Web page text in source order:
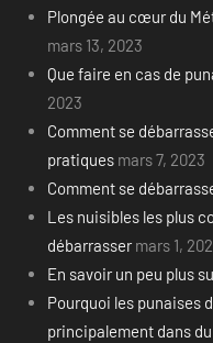
Plongée au cœur du
mars 13, 2023
Que faire en cas de
2023
Comment se
pratiques mars 7, 2023
Comment se
Les nuisibles les plus
débarrasser mars 1,
En savoir un peu plus
Pourquoi les punaises
principalement dans